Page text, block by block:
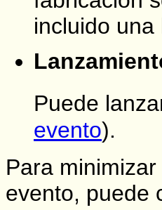
incluido
Puede
evento).
Para
evento, puede